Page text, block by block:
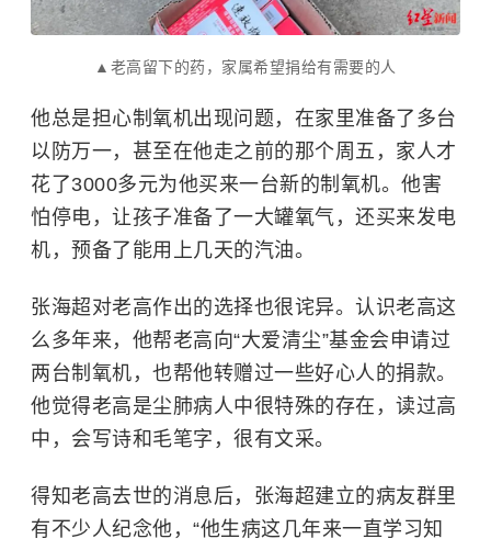
▲老高留下的药，家属希望捐给有需要的人
他总是担心制氧机出现问题，在家里准备了多台
以防万一，甚至在他走之前的那个周五，家人才
花了3000多元为他买来一台新的制氧机。他害
怕停电，让孩子准备了一大罐氧气，还买来发电
机，预备了能用上几天的汽油。
张海超对老高作出的选择也很诧异。认识老高这
么多年来，他帮老高向“大爱清尘”基金会申请过
两台制氧机，也帮他转赠过一些好心人的捐款。
他觉得老高是尘肺病人中很特殊的存在，读过高
中，会写诗和毛笔字，很有文采。
得知老高去世的消息后，张海超建立的病友群里
有不少人纪念他，“他生病这几年来一直学习知